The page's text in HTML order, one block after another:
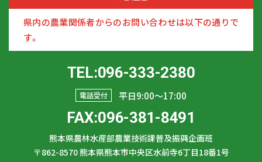
県内の農業関係者からのお問い合わせは以下の通りで
す。
TEL:096-333-2380
電話受付 平日9:00〜17:00
FAX:096-381-8491
熊本県農林水産部農業技術課普及振興企画班
〒862-8570熊本県熊本市中央区水前寺6丁目18番1号